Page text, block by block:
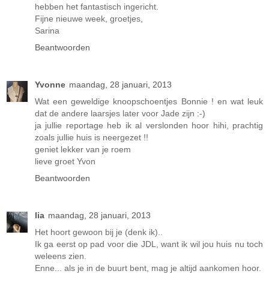
hebben het fantastisch ingericht.
Fijne nieuwe week, groetjes,
Sarina
Beantwoorden
Yvonne maandag, 28 januari, 2013
Wat een geweldige knoopschoentjes Bonnie ! en wat leuk
dat de andere laarsjes later voor Jade zijn :-)
ja jullie reportage heb ik al verslonden hoor hihi, prachtig
zoals jullie huis is neergezet !!
geniet lekker van je roem
lieve groet Yvon
Beantwoorden
lia maandag, 28 januari, 2013
Het hoort gewoon bij je (denk ik)..
Ik ga eerst op pad voor die JDL, want ik wil jou huis nu toch
weleens zien.
Enne... als je in de buurt bent, mag je altijd aankomen hoor.